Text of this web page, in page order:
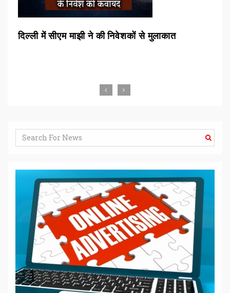
दिल्ली में सीएम माझी ने की निवेशकों से मुलाकात